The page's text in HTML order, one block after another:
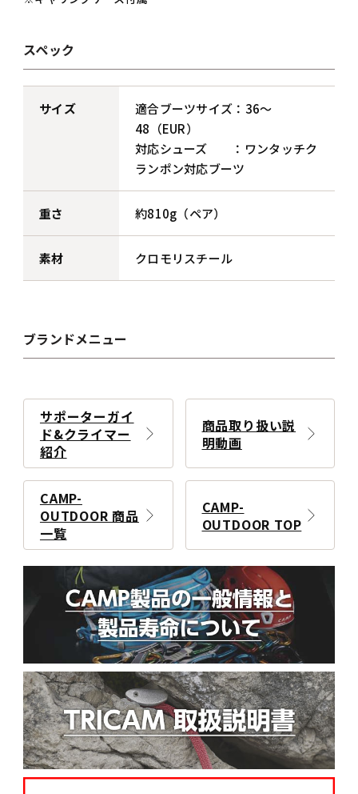
スペック
サイズ
適合ブーツサイズ：36～
48（EUR）
対応シューズ ：ワンタッチク
ランポン対応ブーツ
重さ 約810g（ペア）
素材 クロモリスチール
ブランドメニュー
サポーターガイ
ド&クライマー
紹介
商品取り扱い説
明動画
CAMP-
OUTDOOR 商品
一覧
CAMP-
OUTDOOR TOP